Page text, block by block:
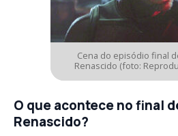
Cena do episódio final
Renascido (foto:
O que acontece no final
Renascido?